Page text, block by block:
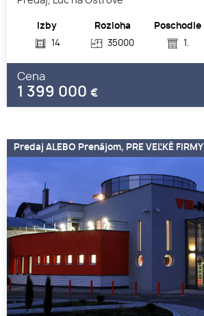
Izby
14
Rozloha
35000
Poschodie
1.
Cena
1 399 000 €
Predaj ALEBO Prenájom, PRE VEĽKÉ FIRMY